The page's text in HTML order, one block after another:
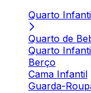
Quarto
Quarto de
Quarto
Berço
Cama Infantil
Guarda-